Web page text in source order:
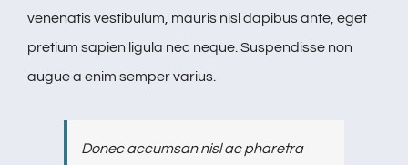
venenatis vestibulum, mauris nisl dapibus ante, eget
pretium sapien ligula nec neque. Suspendisse non
augue a enim semper varius.
Donec accumsan nisl ac pharetra